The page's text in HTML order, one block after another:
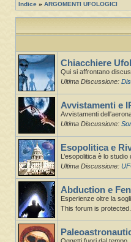
Indice » ARGOMENTI UFOLOGICI
Chiacchiere
Qui si affrontano
Ultima Discussione:
Avvistamenti e
Avvistamenti
Ultima Discussione:
Esopolitica e
L’esopolitica è lo
Ultima Discussione:
Abduction e
Esperienze oltre la
This forum is protected.